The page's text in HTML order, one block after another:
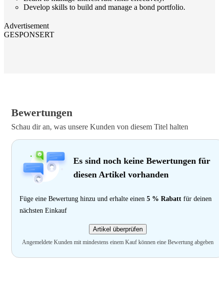
Develop skills to build and manage a bond portfolio.
Advertisement
GESPONSERT
Bewertungen
Schau dir an, was unsere Kunden von diesem Titel halten
Es sind noch keine Bewertungen für
diesen Artikel vorhanden
Füge eine Bewertung hinzu und erhalte einen 5 % Rabatt für deinen
nächsten Einkauf
Artikel überprüfen
Angemeldete Kunden mit mindestens einem Kauf können eine Bewertung abgeben